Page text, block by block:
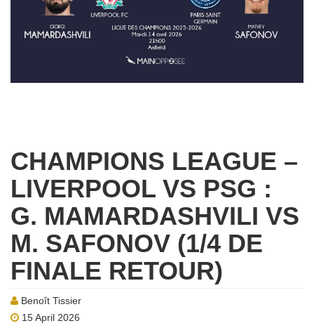
CHAMPIONS LEAGUE –
LIVERPOOL VS PSG :
G. MAMARDASHVILI VS
M. SAFONOV (1/4 DE
FINALE RETOUR)
Benoît Tissier
15 April 2026